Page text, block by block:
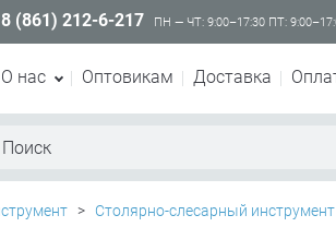
8 (861) 212-6-217 ПН — ЧТ: 9:00–17:30 ПТ:
О нас Оптовикам Доставка
> Столярно-слесарный инструмент